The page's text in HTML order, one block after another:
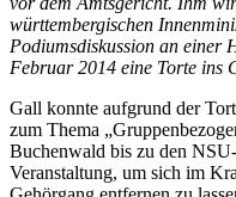
württembergischen
Podiumsdiskussion an einer
Februar 2014 eine Torte ins
Gall konnte aufgrund der
zum Thema
Buchenwald bis zu den
Veranstaltung, um sich im